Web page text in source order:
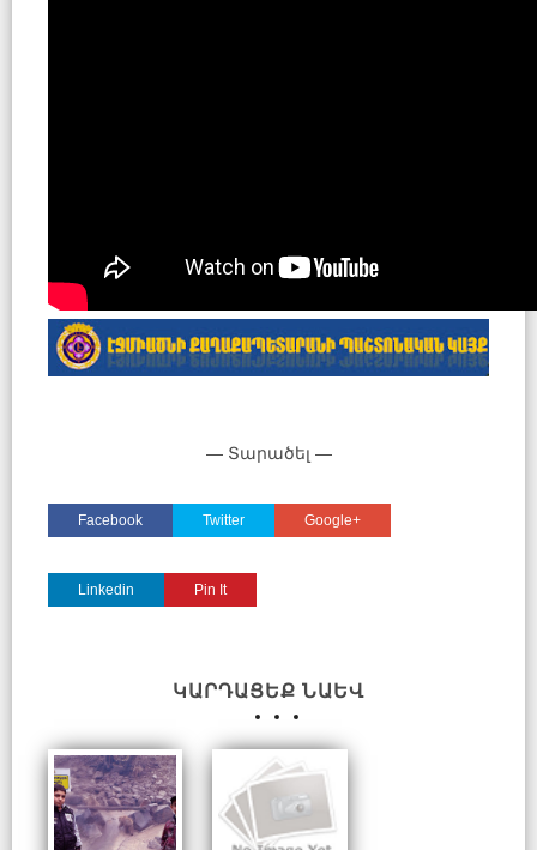
— Տարածել —
Facebook Twitter Google+
Linkedin Pin It
ԿԱՐԴԱՑԵՔ ՆԱԵՎ